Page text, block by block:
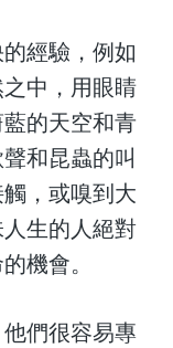
經驗，例如
中，用眼睛
的天空和青
和昆蟲的叫
，或嗅到大
生的人絕對
機會。
們很容易專